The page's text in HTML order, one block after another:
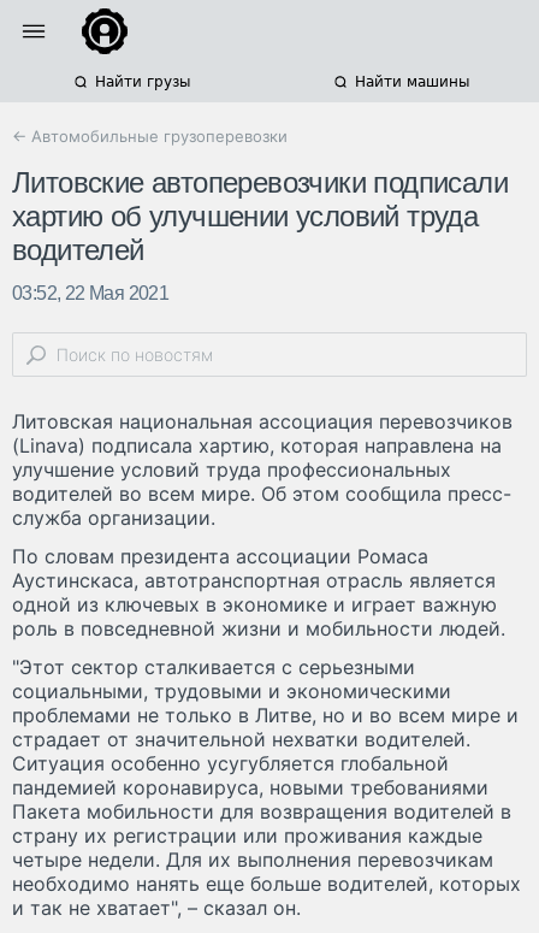
Найти грузы Найти машины
← Автомобильные грузоперевозки
Литовские автоперевозчики подписали
хартию об улучшении условий труда
водителей
03:52, 22 Мая 2021
Литовская национальная ассоциация перевозчиков
(Linava) подписала хартию, которая направлена на
улучшение условий труда профессиональных
водителей во всем мире. Об этом сообщила пресс-
служба организации.
По словам президента ассоциации Ромаса
Аустинскаса, автотранспортная отрасль является
одной из ключевых в экономике и играет важную
роль в повседневной жизни и мобильности людей.
"Этот сектор сталкивается с серьезными
социальными, трудовыми и экономическими
проблемами не только в Литве, но и во всем мире и
страдает от значительной нехватки водителей.
Ситуация особенно усугубляется глобальной
пандемией коронавируса, новыми требованиями
Пакета мобильности для возвращения водителей в
страну их регистрации или проживания каждые
четыре недели. Для их выполнения перевозчикам
необходимо нанять еще больше водителей, которых
и так не хватает", – сказал он.